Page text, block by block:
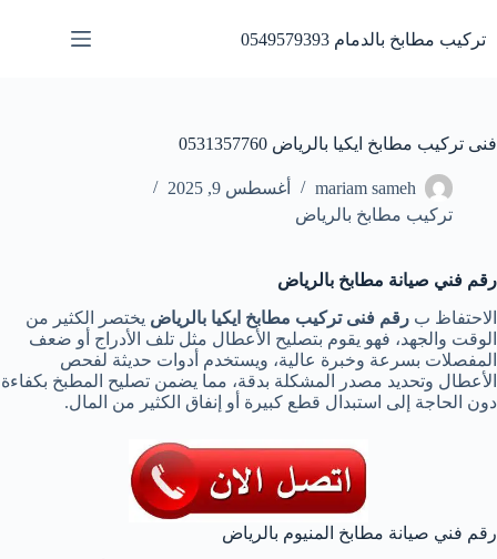
المحتوى
تركيب مطابخ بالدمام 0549579393
فنى تركيب مطابخ ايكيا بالرياض 0531357760
mariam sameh
أغسطس 9, 2025
تركيب مطابخ بالرياض
رقم فني صيانة مطابخ بالرياض
الاحتفاظ ب رقم فنى تركيب مطابخ ايكيا بالرياض يختصر الكثير من
الوقت والجهد، فهو يقوم بتصليح الأعطال مثل تلف الأدراج أو ضعف
المفصلات بسرعة وخبرة عالية، ويستخدم أدوات حديثة لفحص
الأعطال وتحديد مصدر المشكلة بدقة، مما يضمن تصليح المطبخ بكفاءة
دون الحاجة إلى استبدال قطع كبيرة أو إنفاق الكثير من المال.
رقم فني صيانة مطابخ المنيوم بالرياض